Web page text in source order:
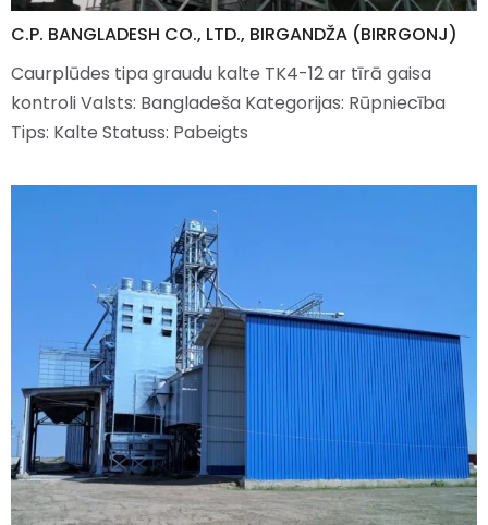
C.P. BANGLADESH CO., LTD., BIRGANDŽA (BIRRGONJ)
Caurplūdes tipa graudu kalte TK4-12 ar tīrā gaisa
kontroli Valsts: Bangladeša Kategorijas: Rūpniecība
Tips: Kalte Statuss: Pabeigts